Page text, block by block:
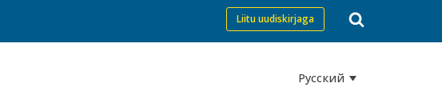
Liitu uudiskirjaga
Русский